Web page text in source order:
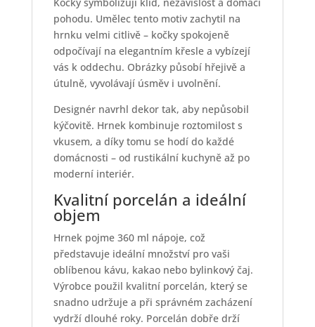
Kočky symbolizují klid, nezávislost a domácí
pohodu. Umělec tento motiv zachytil na
hrnku velmi citlivě – kočky spokojeně
odpočívají na elegantním křesle a vybízejí
vás k oddechu. Obrázky působí hřejivě a
útulně, vyvolávají úsměv i uvolnění.
Designér navrhl dekor tak, aby nepůsobil
kýčovitě. Hrnek kombinuje roztomilost s
vkusem, a díky tomu se hodí do každé
domácnosti – od rustikální kuchyně až po
moderní interiér.
Kvalitní porcelán a ideální
objem
Hrnek pojme 360 ml nápoje, což
představuje ideální množství pro vaši
oblíbenou kávu, kakao nebo bylinkový čaj.
Výrobce použil kvalitní porcelán, který se
snadno udržuje a při správném zacházení
vydrží dlouhé roky. Porcelán dobře drží